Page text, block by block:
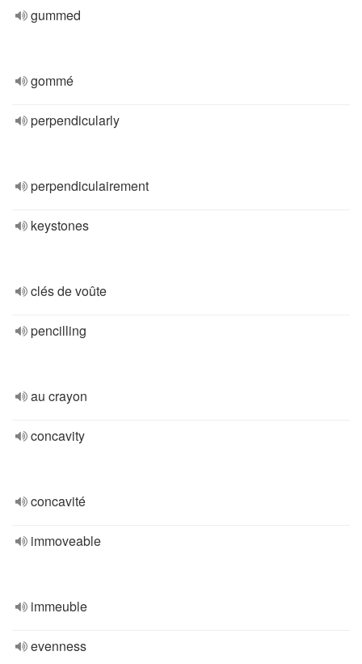
gummed
gommé
perpendicularly
perpendiculairement
keystones
clés de voûte
pencilling
au crayon
concavity
concavité
immoveable
immeuble
evenness